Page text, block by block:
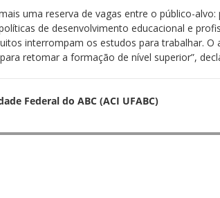
uma reserva de vagas entre o público-
de desenvolvimento educacional e
interrompam os estudos para trabalhar.
retomar a formação de nível superior”,
Federal do ABC (ACI UFABC)